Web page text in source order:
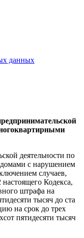
данных
деятельности по
с нарушением
случаев,
Кодекса,
штрафа на
тысяч до ста
на срок до трех
пятидесяти тысяч